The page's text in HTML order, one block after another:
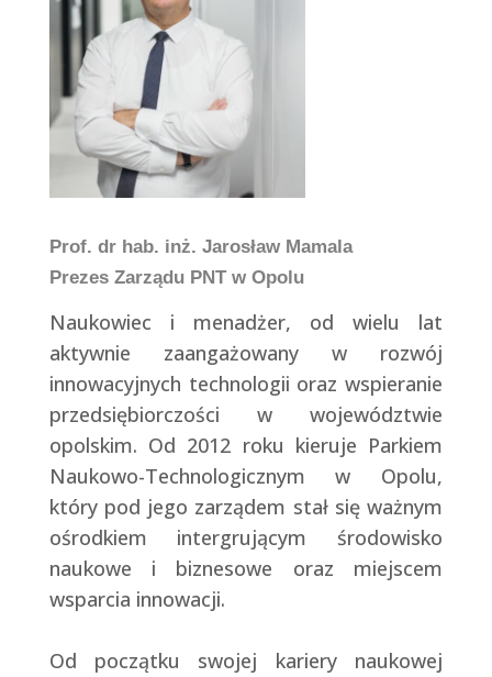
Prof. dr hab. inż. Jarosław Mamala
Prezes Zarządu PNT w Opolu
Naukowiec i menadżer, od wielu lat
aktywnie zaangażowany w rozwój
innowacyjnych technologii oraz wspieranie
przedsiębiorczości w województwie
opolskim. Od 2012 roku kieruje Parkiem
Naukowo-Technologicznym w Opolu,
który pod jego zarządem stał się ważnym
ośrodkiem intergrującym środowisko
naukowe i biznesowe oraz miejscem
wsparcia innowacji.
Od początku swojej kariery naukowej